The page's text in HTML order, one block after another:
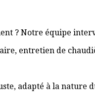
? Notre équipe
entretien de
adapté à la nature